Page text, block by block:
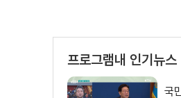
프로그램내 인기뉴스
국